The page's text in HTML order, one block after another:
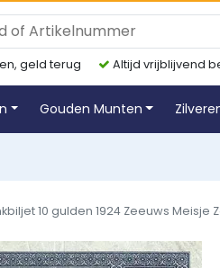
geld terug Altijd vrijblijvend
Gouden Munten
10 gulden 1924 Zeeuws Meisje